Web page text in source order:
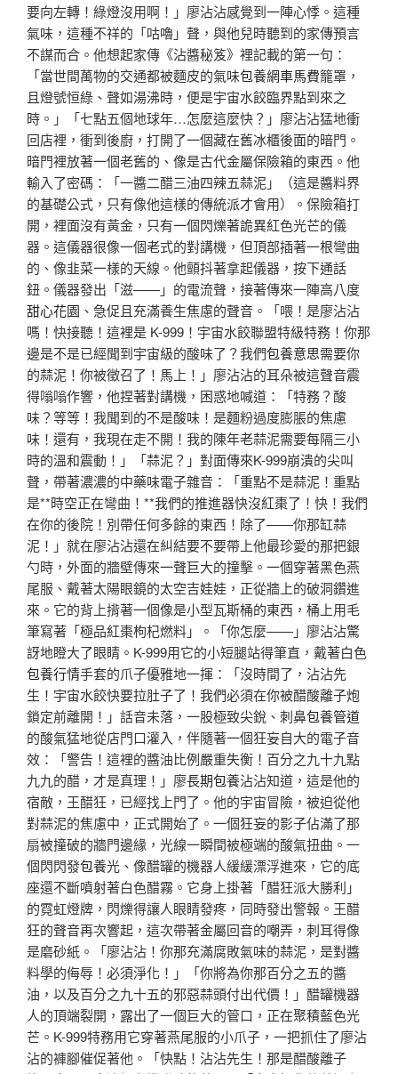
要向左轉！綠燈沒用啊！」廖沾沾感覺到一陣心悸。這種
氣味，這種不祥的「咕嚕」聲，與他兒時聽到的家傳預言
不謀而合。他想起家傳《沾醬秘笈》裡記載的第一句：
「當世間萬物的交通都被麵皮的氣味包養網車馬費籠罩，
且燈號恒綠、聲如湯沸時，便是宇宙水餃臨界點到來之
時。」「七點五個地球年…怎麼這麼快？」廖沾沾猛地衝
回店裡，衝到後廚，打開了一個藏在舊冰櫃後面的暗門。
暗門裡放著一個老舊的、像是古代金屬保險箱的東西。他
輸入了密碼：「一醬二醋三油四辣五蒜泥」（這是醬料界
的基礎公式，只有像他這樣的傳統派才會用）。保險箱打
開，裡面沒有黃金，只有一個閃爍著詭異紅色光芒的儀
器。這儀器很像一個老式的對講機，但頂部插著一根彎曲
的、像韭菜一樣的天線。他顫抖著拿起儀器，按下通話
鈕。儀器發出「滋——」的電流聲，接著傳來一陣高八度
甜心花園 、急促且充滿養生焦慮的聲音。「喂！是廖沾沾
嗎！快接聽！這裡是 K-999！宇宙水餃聯盟特級特務！你那
邊是不是已經聞到宇宙級的酸味了？我們包養意思需要你
的蒜泥！你被徵召了！馬上！」廖沾沾的耳朵被這聲音震
得嗡嗡作響，他捏著對講機，困惑地喊道：「特務？酸
味？等等！我聞到的不是酸味！是麵粉過度膨脹的焦慮
味！還有，我現在走不開！我的陳年老蒜泥需要每隔三小
時的溫和震動！」「蒜泥？」對面傳來K-999崩潰的尖叫
聲，帶著濃濃的中藥味電子雜音：「重點不是蒜泥！重點
是**時空正在彎曲！**我們的推進器快沒紅棗了！快！我們
在你的後院！別帶任何多餘的東西！除了——你那缸蒜
泥！」就在廖沾沾還在糾結要不要帶上他最珍愛的那把銀
勺時，外面的牆壁傳來一聲巨大的撞擊。一個穿著黑色燕
尾服、戴著太陽眼鏡的太空吉娃娃，正從牆上的破洞鑽進
來。它的背上揹著一個像是小型瓦斯桶的東西，桶上用毛
筆寫著「極品紅棗枸杞燃料」。「你怎麼——」廖沾沾驚
訝地瞪大了眼睛。K-999用它的小短腿站得筆直，戴著白色
包養行情手套的爪子優雅地一揮：「沒時間了，沾沾先
生！宇宙水餃快要拉肚子了！我們必須在你被醋酸離子炮
鎖定前離開！」話音未落，一股極致尖銳、刺鼻包養管道
的酸氣猛地從店門口灌入，伴隨著一個狂妄自大的電子音
效：「警告！這裡的醬油比例嚴重失衡！百分之九十九點
九九的醋，才是真理！」廖長期包養沾沾知道，這是他的
宿敵，王醋狂，已經找上門了。他的宇宙冒險，被迫從他
對蒜泥的焦慮中，正式開始了。一個狂妄的影子佔滿了那
扇被撞破的牆門邊緣，光線一瞬間被極端的酸氣扭曲。一
個閃閃發包養光、像醋罐的機器人緩緩漂浮進來，它的底
座還不斷噴射著白色醋霧。它身上掛著「醋狂派大勝利」
的霓虹燈牌，閃爍得讓人眼睛發疼，同時發出警報。王醋
狂的聲音再次響起，這次帶著金屬回音的嘲弄，刺耳得像
是磨砂紙。「廖沾沾！你那充滿腐敗氣味的蒜泥，是對醬
料學的侮辱！必須淨化！」「你將為你那百分之五的醬
油，以及百分之九十五的邪惡蒜頭付出代價！」醋罐機器
人的頂端裂開，露出了一個巨大的管口，正在聚積藍色光
芒。K-999特務用它穿著燕尾服的小爪子，一把抓住了廖沾
沾的褲腳催促著他。「快點！沾沾先生！那是醋酸離子